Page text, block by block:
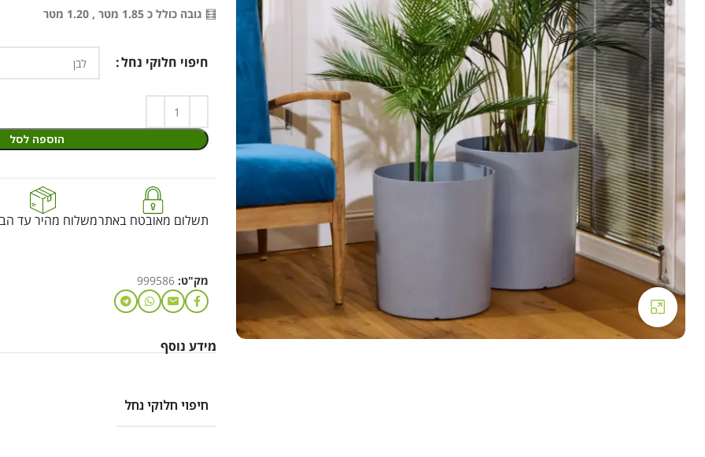
Click to enlarge
🧮 גובה כולל כ 1.85 מטר , 1.20 מטר
חיפוי חלוקי נחל
הוספה לסל
תשלום מאובטח באתרמשלוח מהיר עד
מק"ט: 999586
מידע נוסף
חיפוי חלוקי נחל